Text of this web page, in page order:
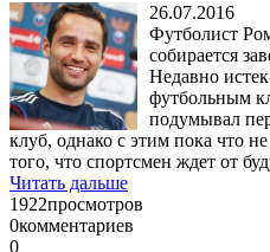
26.07.2016
Футболист
собирается
Недавно
футбольным
подумывал
клуб, однако с этим пока что
того, что спортсмен ждет от
Читать дальше
1922просмотров
0комментариев
0